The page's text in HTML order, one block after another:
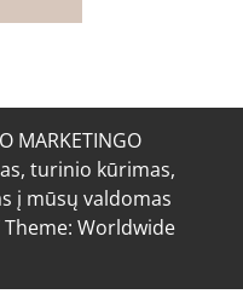
MARKETINGO
turinio kūrimas,
į mūsų valdomas
Theme: Worldwide